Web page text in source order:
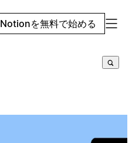
Notionを無料で始める